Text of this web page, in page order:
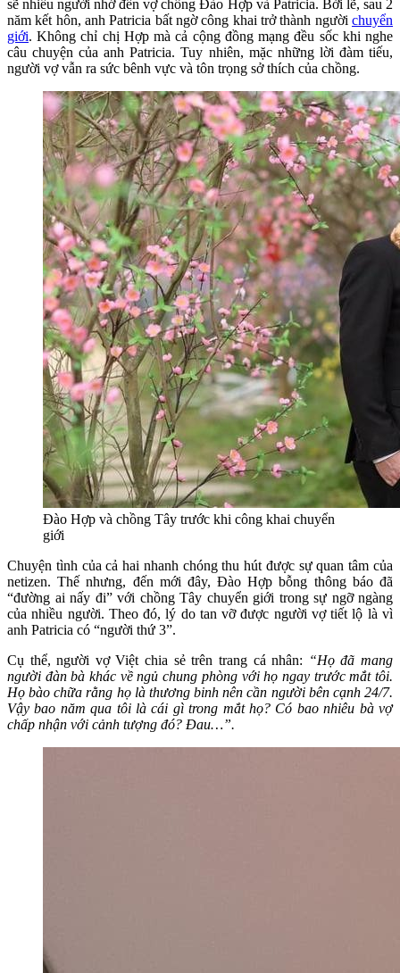
sẽ nhiều người nhớ đến vợ chồng Đào Hợp và Patricia. Bởi lẽ, sau 2
năm kết hôn, anh Patricia bất ngờ công khai trở thành người chuyển
giới. Không chỉ chị Hợp mà cả cộng đồng mạng đều sốc khi nghe
câu chuyện của anh Patricia. Tuy nhiên, mặc những lời đàm tiếu,
người vợ vẫn ra sức bênh vực và tôn trọng sở thích của chồng.
Đào Hợp và chồng Tây trước khi công khai chuyển
giới
Chuyện tình của cả hai nhanh chóng thu hút được sự quan tâm của
netizen. Thế nhưng, đến mới đây, Đào Hợp bỗng thông báo đã
“đường ai nấy đi” với chồng Tây chuyển giới trong sự ngỡ ngàng
của nhiều người. Theo đó, lý do tan vỡ được người vợ tiết lộ là vì
anh Patricia có “người thứ 3”.
Cụ thể, người vợ Việt chia sẻ trên trang cá nhân: “Họ đã mang
người đàn bà khác về ngủ chung phòng với họ ngay trước mắt tôi.
Họ bào chữa rằng họ là thương binh nên cần người bên cạnh 24/7.
Vậy bao năm qua tôi là cái gì trong mắt họ? Có bao nhiêu bà vợ
chấp nhận với cảnh tượng đó? Đau…”.